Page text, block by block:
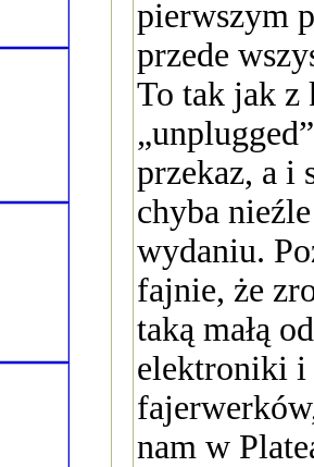
pierwszym
przede
To tak jak z
przekaz, a i
chyba
wydaniu.
fajnie, że
taką małą
elektroniki i
nam w